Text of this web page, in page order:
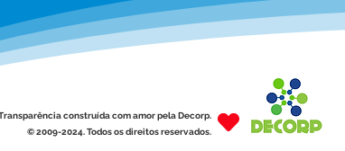
construída com amor pela Decorp.
© 2009-2024. Todos os direitos reservados.